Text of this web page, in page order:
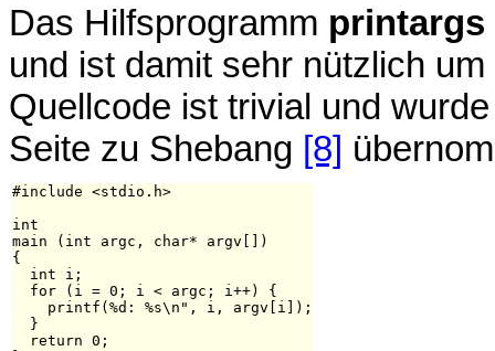
Das Hilfsprogramm printargs
und ist damit sehr nützlich
Quellcode ist trivial und
Seite zu Shebang [8]
#include <stdio.h>
int
main (int argc, char* argv[])
{
int i;
for (i = 0; i < argc; i++) {
printf(%d: %s\n", i, argv[i]);
}
return 0;